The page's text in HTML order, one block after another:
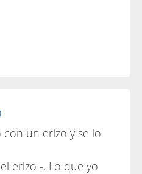
un erizo y se lo
erizo -. Lo que yo